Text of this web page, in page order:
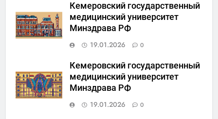
Кемеровский государственный
медицинский университет
Минздрава РФ
19.01.2026
0
Кемеровский государственный
медицинский университет
Минздрава РФ
19.01.2026
0